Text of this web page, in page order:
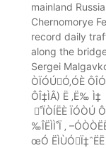
mainland
Chernomorye
record daily
along the
Sergei
ÒÏÓÚÓ‚ÓÈ
ÔÎ‡ÌÂ) Ë ‚Ë‰ Ì‡
˚ÏÒÍËÈ ÏÓÒÚ
‰ÎËÌÌ˚Ï ‚
œÓ ËÌÙÓÏ‡ˆËË